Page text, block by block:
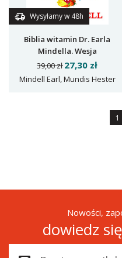
Wysyłamy w 48h
Biblia witamin Dr. Earla
Mindella. Wesja
zaktualizoana i
rozszerzona
39,00 zł 27,30 zł
Mindell Earl, Mundis Hester
1
Nowości,
dowiedz